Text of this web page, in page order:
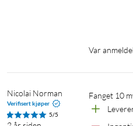
Var
Nicolai Norman
Verifisert kjøper
5/5
Fanget 10